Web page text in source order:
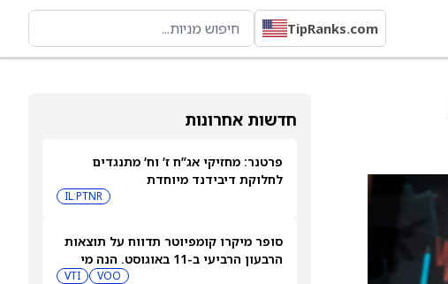
TipRanks.com
חדשות אחרונות
פרטנר: מחזיקי אג”ח ז’ וח’ מתנגדים
לחלוקת דיבידנד מיוחדת
IL:PTNR
סופר מיקרו קומפיוטר תדווח על תוצאות
הרבעון הרביעי ב-11 באוגוסט. הנה מי
VOO
VTI